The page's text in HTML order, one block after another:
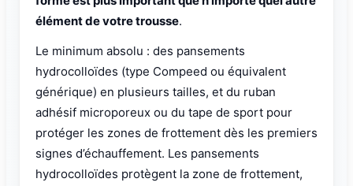
élément de votre trousse.
Le minimum absolu : des pansements
hydrocolloïdes (type Compeed ou équivalent
générique) en plusieurs tailles, et du ruban
adhésif microporeux ou du tape de sport pour
protéger les zones de frottement dès les premiers
signes d’échauffement. Les pansements
hydrocolloïdes protègent la zone de frottement,